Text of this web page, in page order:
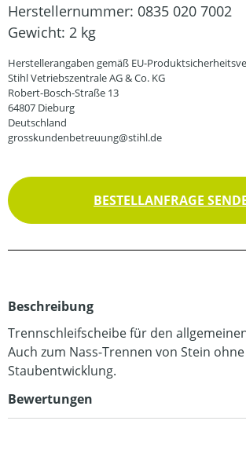
Herstellernummer: 0835 020 7002
Gewicht: 2 kg
Herstellerangaben gemäß EU-
Stihl Vetriebszentrale AG & Co. KG
Robert-Bosch-Straße 13
64807 Dieburg
Deutschland
grosskundenbetreuung@stihl.de
BESTELLANFRAGE
Beschreibung
Trennschleifscheibe für den
Auch zum Nass-Trennen von Stein ohne
Staubentwicklung.
Bewertungen